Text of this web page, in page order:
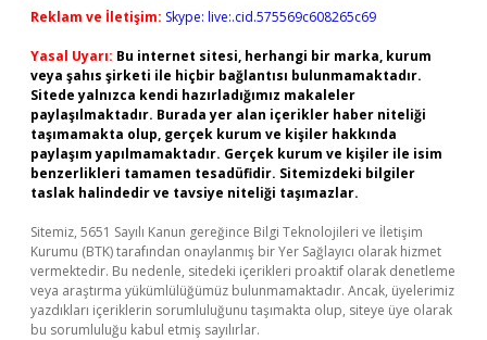
Reklam ve İletişim: Skype: live:.cid.575569c608265c69
Yasal Uyarı: Bu internet sitesi, herhangi bir marka, kurum
veya şahıs şirketi ile hiçbir bağlantısı bulunmamaktadır.
Sitede yalnızca kendi hazırladığımız makaleler
paylaşılmaktadır. Burada yer alan içerikler haber niteliği
taşımamakta olup, gerçek kurum ve kişiler hakkında
paylaşım yapılmamaktadır. Gerçek kurum ve kişiler ile isim
benzerlikleri tamamen tesadüfidir. Sitemizdeki bilgiler
taslak halindedir ve tavsiye niteliği taşımazlar.
Sitemiz, 5651 Sayılı Kanun gereğince Bilgi Teknolojileri ve İletişim
Kurumu (BTK) tarafından onaylanmış bir Yer Sağlayıcı olarak hizmet
vermektedir. Bu nedenle, sitedeki içerikleri proaktif olarak denetleme
veya araştırma yükümlülüğümüz bulunmamaktadır. Ancak, üyelerimiz
yazdıkları içeriklerin sorumluluğunu taşımakta olup, siteye üye olarak
bu sorumluluğu kabul etmiş sayılırlar.